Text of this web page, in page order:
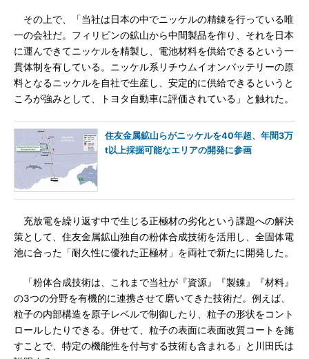
その上で、「当社は日本の中でニッケルの精錬を行っている唯
一の会社だ。フィリピンの鉱山から中間製品を作り、それを日本
に運んできてニッケルを精製し、電池材料を供給できるという一
貫体制を有している。ニッケル系リチウムイオンバッテリーの原
料となるニッケルを自社で生産し、安定的に供給できるというと
ころが強みとして、トヨタ自動車に評価されている」と触れた。
住友金属鉱山らがニッケルを40年超、年間3万
t以上採掘可能なエリアの開発に参画
充放電を繰り返す中で生じる正極材の劣化という課題への解決
策として、住友金属鉱山独自の粉体合成技術を活用し、全固体電
池に合った「耐久性に優れた正極材」を両社で新たに開発した。
「粉体合成技術は、これまで当社が『資源』『製錬』『材料』
の3つの分野を有機的に連携させて磨いてきた技術だ。例えば、
粒子の内部構造を原子レベルで制御したり、粒子の形状をコント
ロールしたりできる。併せて、粒子の表面に表面改質コートを施
すことで、特定の機能性を付与する技術も含まれる」と川田氏は